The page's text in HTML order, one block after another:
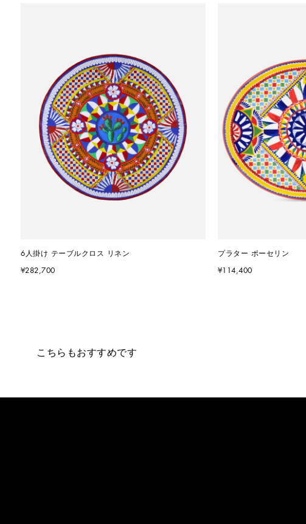
6人掛け テーブルクロス リネン
¥282,700
プラター ポーセリン
¥114,400
こちらもおすすめです